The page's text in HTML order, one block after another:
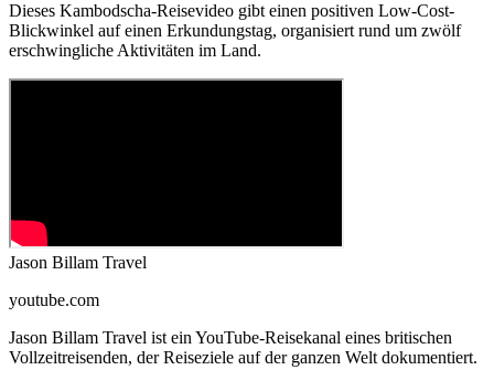
Dieses Kambodscha-Reisevideo gibt einen positiven Low-Cost-
Blickwinkel auf einen Erkundungstag, organisiert rund um zwölf
erschwingliche Aktivitäten im Land.
Jason Billam Travel
youtube.com
Jason Billam Travel ist ein YouTube-Reisekanal eines britischen
Vollzeitreisenden, der Reiseziele auf der ganzen Welt dokumentiert.